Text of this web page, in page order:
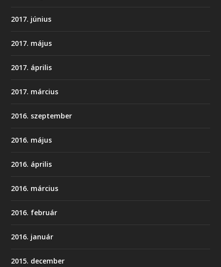
2017. június
2017. május
2017. április
2017. március
2016. szeptember
2016. május
2016. április
2016. március
2016. február
2016. január
2015. december